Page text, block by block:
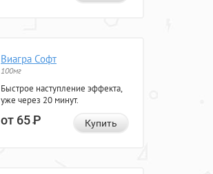
Виагра Софт
100мг
Быстрое наступление эффекта,
уже через 20 минут.
от 65Р Купить